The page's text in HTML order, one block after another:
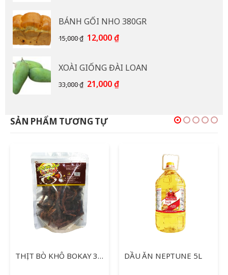
92,000 ₫.là:
85,000 ₫.
BÁNH GỐI NHO 380GR
15,000₫ Giá
15,000 ₫.
12,000₫Giá
là:
12,000 ₫.
XOÀI GIỐNG ĐÀI LOAN
33,000₫ Giá
33,000 ₫.
21,000₫Giá
SẢN PHẨM TƯƠNG TỰ
DẦU ĂN NEPTUNE 5L